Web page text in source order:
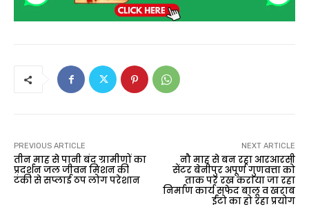
PREVIOUS ARTICLE
तीन माह से पानी बंद ग्रामीणों का
प्रदर्शन जल जीवन मिशन की
टंकी से सप्लाई ठप लोग परेशान
NEXT ARTICLE
नौ माह से बन रहा आरआरसी
सेंटर बेनीपुर अपूर्ण गुणवत्ता को
ताक पर रख कराया जा रहा
निर्माण कार्य सफेद बालू व खराब
ईंटो का हो रहा प्रयोग